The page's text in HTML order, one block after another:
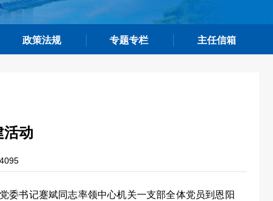
政策法规 专题专栏 主任信箱
活动
委书记蹇斌同志率领中心机关一支部全体党员到恩阳